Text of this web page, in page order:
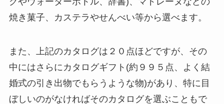
焼き菓子、カステラやせんべい等から選べます。
また、上記のカタログは２０点ほどですが、その
中にはさらにカタログギフト(約９９５点、よく結
婚式の引き出物でもらうような物)があり、特に目
ぼしいのがなければそのカタログを選ぶこともで